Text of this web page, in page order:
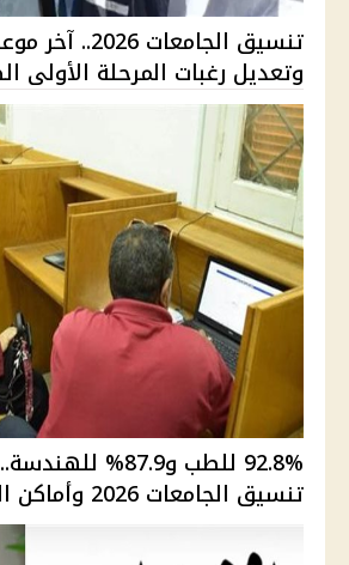
تنسيق الجامعات
وتعديل رغبات المرحلة الأولى
92.8% للطب و87.9%
تنسيق الجامعات 2026 وأماكن المرحلة ...